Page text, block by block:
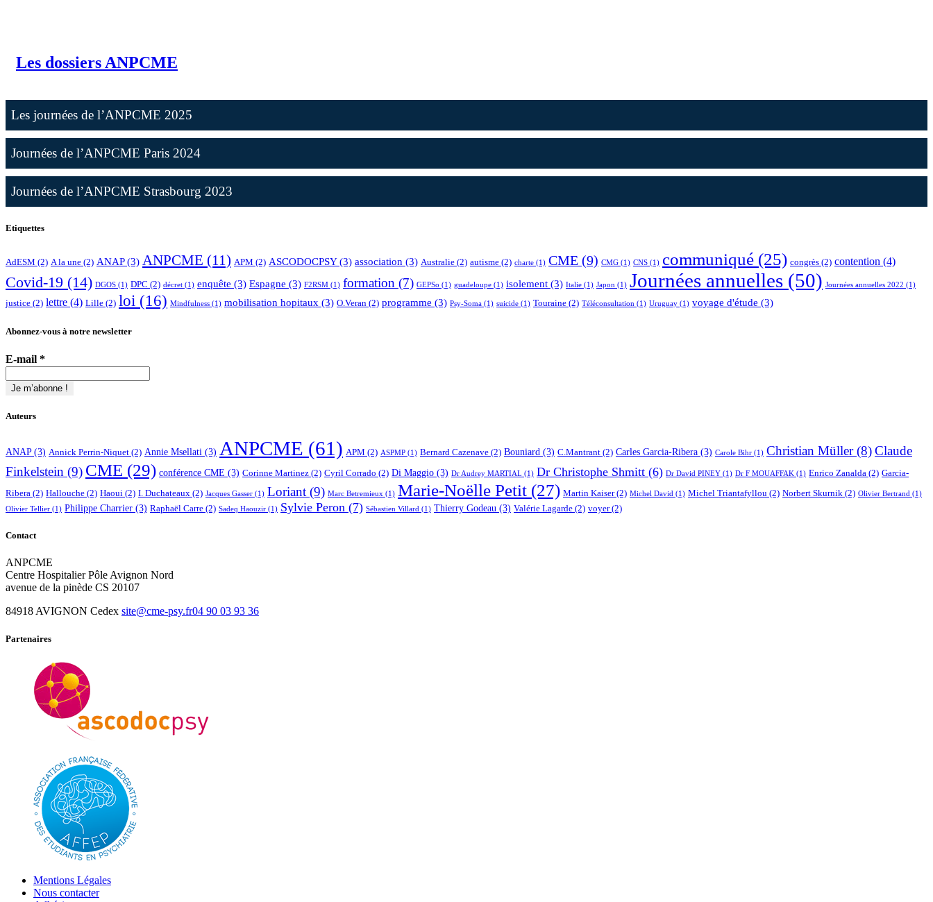
Les dossiers ANPCME
Les journées de l’ANPCME 2025
Journées de l’ANPCME Paris 2024
Journées de l’ANPCME Strasbourg 2023
Etiquettes
AdESM (2) A la une (2) ANAP(3) ANPCME (11) APM (2) ASCODOCPSY(3) association (3) Australie (2) autisme (2) charte (1) CME (9) CMG (1) CNS (1) communiqué (25) congrès (2) contention (4)
Covid-19 (14) DGOS (1) DPC (2) décret (1) enquête (3) Espagne (3) F2RSM (1) formation (7) GEPSo (1) guadeloupe (1) isolement (3) Italie (1) Japon (1) Journées annuelles (50) Journées annuelles 2022 (1)
justice (2) lettre (4) Lille (2) loi (16) Mindfulness (1) mobilisation hopitaux (3) O.Veran (2) programme (3) Psy-Soma (1) suicide (1) Touraine (2) Téléconsultation (1) Uruguay (1) voyage d'étude (3)
Abonnez-vous à notre newsletter
E-mail *
Auteurs
ANAP(3) Annick Perrin-Niquet (2) Annie Msellati (3) ANPCME (61) APM (2) ASPMP (1) Bernard Cazenave (2) Bouniard (3) C.Mantrant (2) Carles Garcia-Ribera (3) Carole Bihr (1) Christian Müller(8)Claude
Finkelstein (9) CME (29) conférence CME (3) Corinne Martinez (2) Cyril Corrado (2) Di Maggio (3) Dr Audrey MARTIAL (1) Dr Christophe Shmitt (6) Dr David PINEY (1) Dr F MOUAFFAK (1) Enrico Zanalda (2) Garcia-
Ribera (2) Hallouche (2) Haoui (2) I. Duchateaux (2) Jacques Gasser (1) Loriant (9) Marc Betremieux (1) Marie-Noëlle Petit (27) Martin Kaiser(2) Michel David (1) Michel Triantafyllou (2) Norbert Skurnik (2) Olivier Bertrand (1)
Olivier Tellier (1) Philippe Charrier (3) Raphaël Carre (2) Sadeq Haouzir (1) Sylvie Peron (7) Sébastien Villard (1) Thierry Godeau (3) Valérie Lagarde (2) voyer(2)
Contact
ANPCME
Centre Hospitalier Pôle Avignon Nord
avenue de la pinède CS 20107
84918 AVIGNON Cedex site@cme-psy.fr04 90 03 93 36
Partenaires
Mentions Légales
Nous contacter